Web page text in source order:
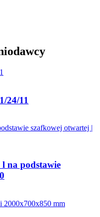
24/11
na podstawie